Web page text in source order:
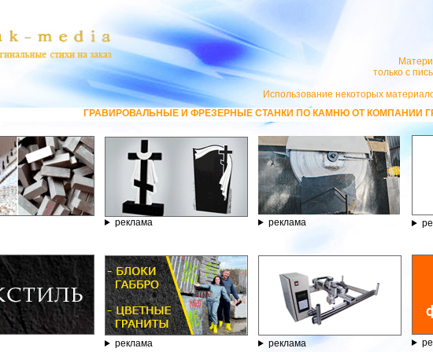
только с
Использование некоторых
ГРАВИРОВАЛЬНЫЕ И ФРЕЗЕРНЫЕ СТАНКИ ПО КАМНЮ ОТ КОМПАНИИ ГРАВЁР -
реклама реклама
реклама реклама